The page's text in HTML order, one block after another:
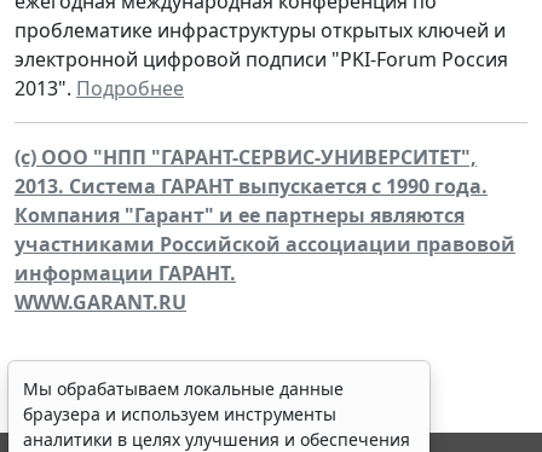
проблематике инфраструктуры открытых ключей и
электронной цифровой подписи "PKI-Forum Россия
2013". Подробнее
(c) ООО "НПП "ГАРАНТ-СЕРВИС-УНИВЕРСИТЕТ",
2013. Система ГАРАНТ выпускается с 1990 года.
Компания "Гарант" и ее партнеры являются
участниками Российской ассоциации правовой
информации ГАРАНТ.
WWW.GARANT.RU
Мы обрабатываем локальные данные
браузера и используем инструменты
аналитики в целях улучшения и обеспечения